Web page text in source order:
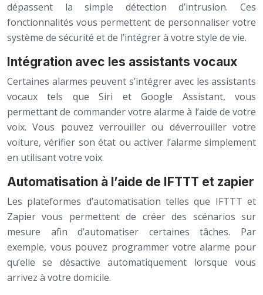
dépassent la simple détection d’intrusion. Ces
fonctionnalités vous permettent de personnaliser votre
système de sécurité et de l’intégrer à votre style de vie.
Intégration avec les assistants vocaux
Certaines alarmes peuvent s’intégrer avec les assistants
vocaux tels que Siri et Google Assistant, vous
permettant de commander votre alarme à l’aide de votre
voix. Vous pouvez verrouiller ou déverrouiller votre
voiture, vérifier son état ou activer l’alarme simplement
en utilisant votre voix.
Automatisation à l’aide de IFTTT et zapier
Les plateformes d’automatisation telles que IFTTT et
Zapier vous permettent de créer des scénarios sur
mesure afin d’automatiser certaines tâches. Par
exemple, vous pouvez programmer votre alarme pour
qu’elle se désactive automatiquement lorsque vous
arrivez à votre domicile.